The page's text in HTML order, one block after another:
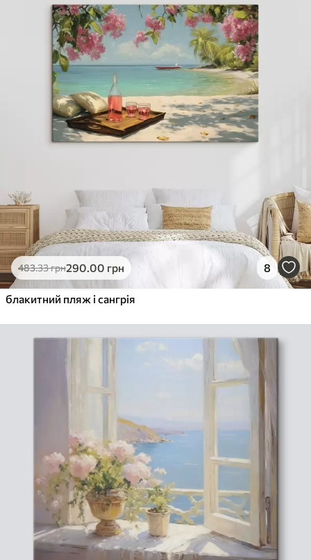
483.33грн290.00 грн 8
блакитний пляж і сангрія